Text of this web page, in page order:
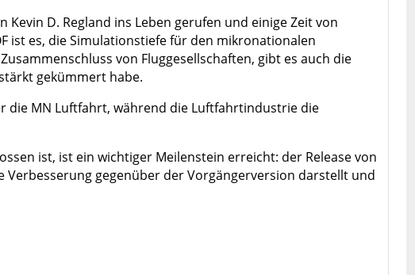
Kevin D. Regland ins Leben gerufen und einige Zeit von
ist es, die Simulationstiefe für den mikronationalen
von Fluggesellschaften, gibt es auch die
gekümmert habe.
die MN Luftfahrt, während die Luftfahrtindustrie die
ist, ist ein wichtiger Meilenstein erreicht: der Release von
Verbesserung gegenüber der Vorgängerversion darstellt und